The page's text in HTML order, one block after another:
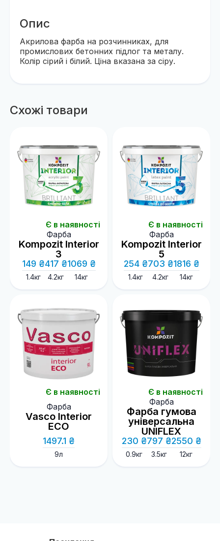
Опис
Акрилова фарба на розчинниках, для
промислових бетонних підлог та металу.
Колір сірий і білий. Ціна вказана за сіру.
Схожі товари
Є в наявності
Фарба
Kompozit Interior
3
149 ₴
1.4кг
417 ₴
4.2кг
1069 ₴
14кг
Є в наявності
Фарба
Kompozit Interior
5
254 ₴
1.4кг
703 ₴
4.2кг
1816 ₴
14кг
Є в наявності
Фарба
Vasco Interior
ECO
1497.1 ₴
9л
Є в наявності
Фарба
Фарба гумова
універсальна
UNIFLEX
230 ₴
0.9кг
797 ₴
3.5кг
2550 ₴
12кг